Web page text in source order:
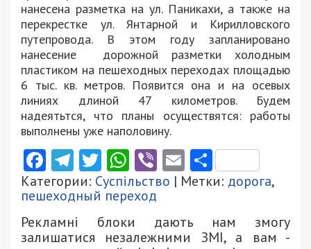
нанесена разметка на ул. Паникахи, а также на
перекрестке ул. Янтарной и Кирилловского
путепровода. В этом году запланировано
нанесение дорожной разметки холодным
пластиком на пешеходных переходах площадью
6 тыс. кв. метров. Появится она и на осевых
линиях длиной 47 километров. Будем
надеятьтся, что планы осуществятся: работы
выполнены уже наполовину.
Facebook
Telegram
Twitter
WhatsApp
ViberEmail
Категории: Суспільство | Метки: дорога,
пешеходный переход
Рекламні блоки дають нам змогу
залишатися незалежними ЗМІ, а вам -